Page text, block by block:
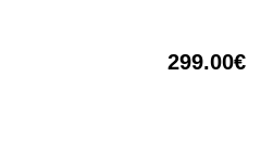
299.00